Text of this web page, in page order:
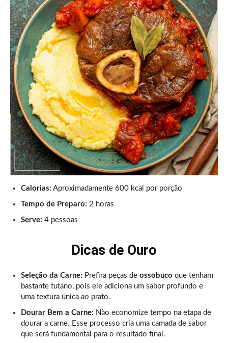
Calorias: Aproximadamente 600 kcal por porção
Tempo de Preparo: 2 horas
Serve: 4 pessoas
Dicas de Ouro
Seleção da Carne: Prefira peças de ossobuco que tenham
bastante tutano, pois ele adiciona um sabor profundo e
uma textura única ao prato.
Dourar Bem a Carne: Não economize tempo na etapa de
dourar a carne. Esse processo cria uma camada de sabor
que será fundamental para o resultado final.